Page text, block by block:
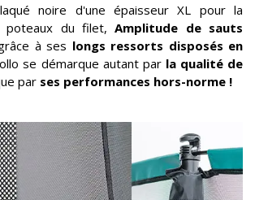
noire d'une épaisseur XL pour la
poteaux du filet,Amplitude de sauts
à ses longs ressorts disposés en
se démarque autant parla qualité de
par ses performances hors-norme !